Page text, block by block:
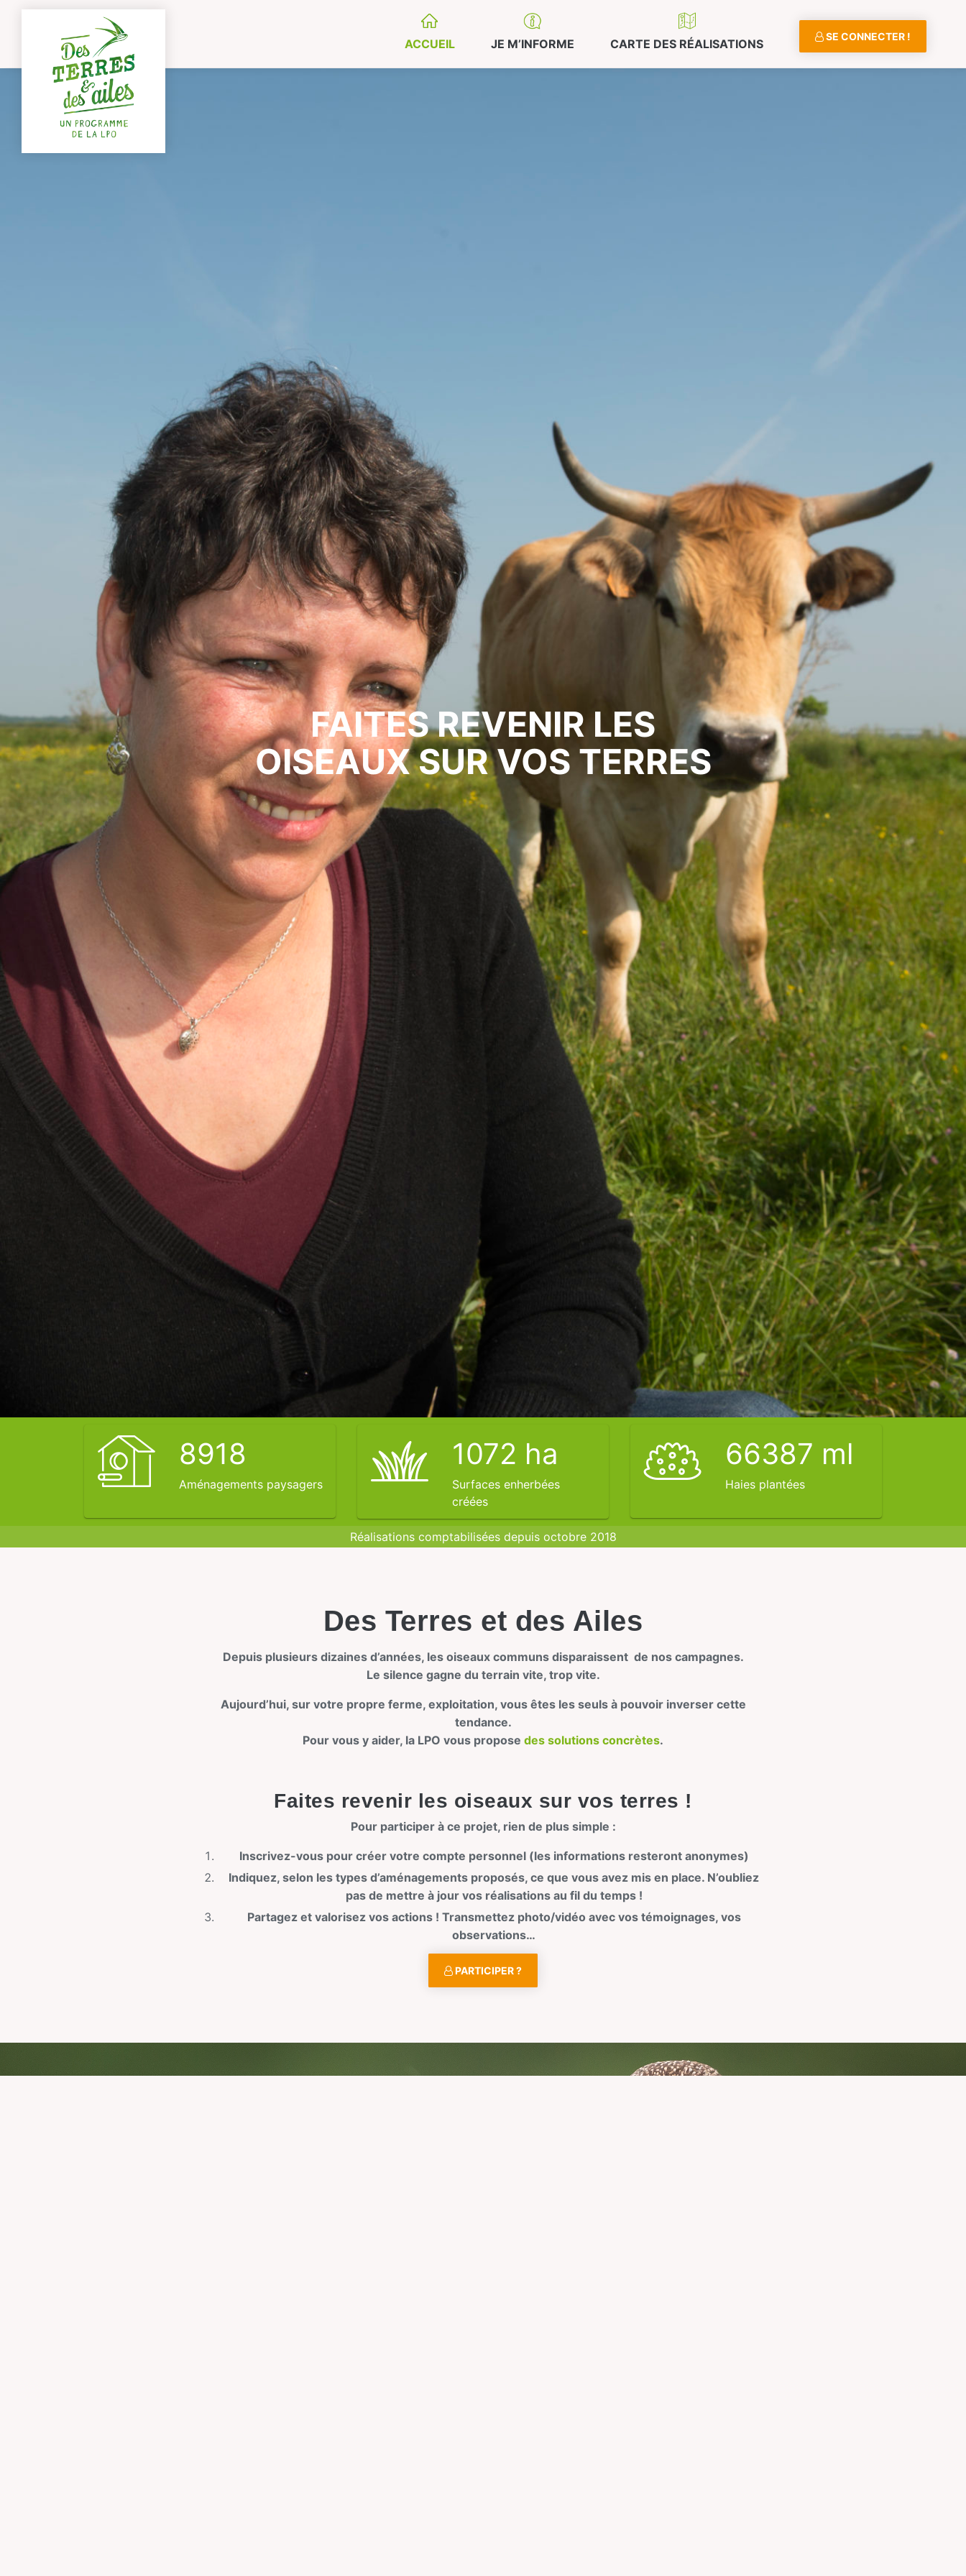
ACCUEIL JE M’INFORME CARTE DES RÉALISATIONS
SE CONNECTER !
FAITES REVENIR LES
OISEAUX SUR VOS TERRES
UN PROGRAMME DE LA LPO
8918
Aménagements paysagers
1072 ha
Surfaces enherbées
créées
66387 ml
Haies plantées
Réalisations comptabilisées depuis octobre 2018
Des Terres et des Ailes
Depuis plusieurs dizaines d’années, les oiseaux communs disparaissent de nos campagnes.
Le silence gagne du terrain vite, trop vite.
Aujourd’hui, sur votre propre ferme, exploitation, vous êtes les seuls à pouvoir inverser cette
tendance.
Pour vous y aider, la LPO vous propose des solutions concrètes.
Faites revenir les oiseaux sur vos terres !
Pour participer à ce projet, rien de plus simple :
Inscrivez-vous pour créer votre compte personnel (les informations resteront anonymes)
Indiquez, selon les types d’aménagements proposés, ce que vous avez mis en place. N’oubliez
pas de mettre à jour vos réalisations au fil du temps !
Partagez et valorisez vos actions ! Transmettez photo/vidéo avec vos témoignages, vos
observations…
PARTICIPER ?